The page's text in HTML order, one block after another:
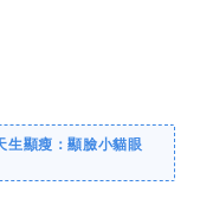
生顯瘦：顯臉小貓眼